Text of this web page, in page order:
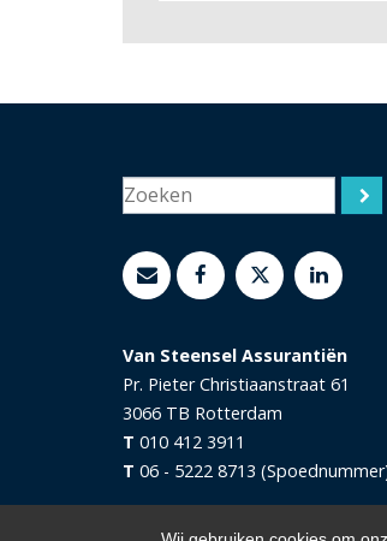
Van Steensel Assurantiën
Pr. Pieter Christiaanstraat 61
3066 TB Rotterdam
T 010 412 3911
T 06 - 5222 8713